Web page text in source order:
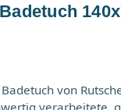
von
verarbeitete,